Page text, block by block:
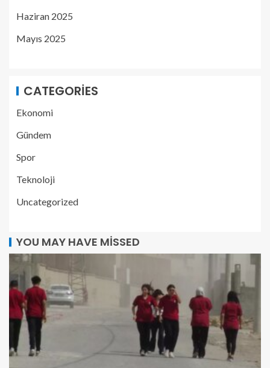
Haziran 2025
Mayıs 2025
CATEGORIES
Ekonomi
Gündem
Spor
Teknoloji
Uncategorized
YOU MAY HAVE MISSED